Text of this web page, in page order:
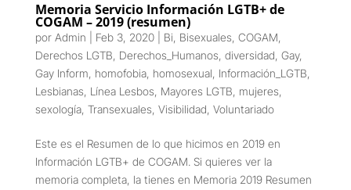
Memoria Servicio Información LGTB+ de
COGAM – 2019 (resumen)
por Admin Feb 3, 2020| Bi Bisexuales COGAM
Derechos LGTB Derechos_Humanos diversidad Gay,
Gay Inform homofobia, homosexual Información_LGTB
Lesbianas Línea Lesbos Mayores LGTB mujeres
sexología, Transexuales Visibilidad Voluntariado
Este es el Resumen de lo que hicimos en 2019 en
Información LGTB+ de COGAM. Si quieres ver la
memoria completa, la tienes en Memoria 2019 Resumen